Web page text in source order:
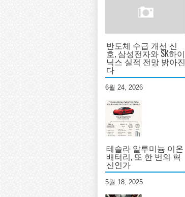
반도체 수급 개선 신
호, 삼성전자와 SK하이
닉스 실적 전망 밝아진
다
6월 24, 2026
테슬라 알루미늄 이온
배터리, 또 한 번의 혁
신인가
5월 18, 2025